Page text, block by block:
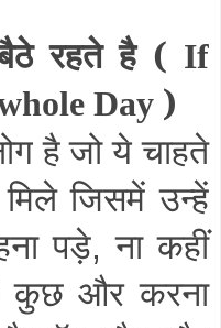
रहते है ( If
Day )
है जो ये चाहते
जिसमें उन्हें
पड़े,ना कहीं
कुछ और करना